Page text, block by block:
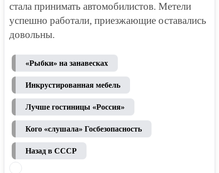
стала принимать автомобилистов. Метели
успешно работали, приезжающие оставались
довольны.
«Рыбки» на занавесках
Инкрустированная мебель
Лучше гостиницы «Россия»
Кого «слушала» Госбезопасность
Назад в СССР